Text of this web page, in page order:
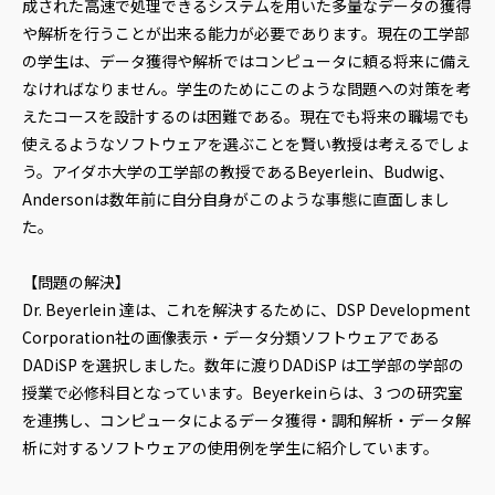
成された高速で処理できるシステムを用いた多量なデータの獲得
や解析を行うことが出来る能力が必要であります。現在の工学部
の学生は、データ獲得や解析ではコンピュータに頼る将来に備え
なければなりません。学生のためにこのような問題への対策を考
えたコースを設計するのは困難である。現在でも将来の職場でも
使えるようなソフトウェアを選ぶことを賢い教授は考えるでしょ
う。アイダホ大学の工学部の教授であるBeyerlein、Budwig、
Andersonは数年前に自分自身がこのような事態に直面しまし
た。
【問題の解決】
Dr. Beyerlein 達は、これを解決するために、DSP Development
Corporation社の画像表示・データ分類ソフトウェアである
DADiSP を選択しました。数年に渡りDADiSP は工学部の学部の
授業で必修科目となっています。Beyerkeinらは、3 つの研究室
を連携し、コンピュータによるデータ獲得・調和解析・データ解
析に対するソフトウェアの使用例を学生に紹介しています。